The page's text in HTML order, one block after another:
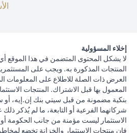
إخلاء المسؤولية
لا يشكل المحتوى المتضمن في هذا الموقع
المنتجات المذكورة به. ويجب على
العرض ذات الصلة للاطلاع على المعلومات
المعمول بها قبل الاشتراك. المنتجات
بنكية مضمونة من قبل سيتي بنك إن.إيه،
شركاتهما الفرعية أو التابعة، ما لم يُذكر
الاستثمار ليست مؤمنة من جانب الحكومة أو
فإن منتجات الاستثمار والخزانة تخضع